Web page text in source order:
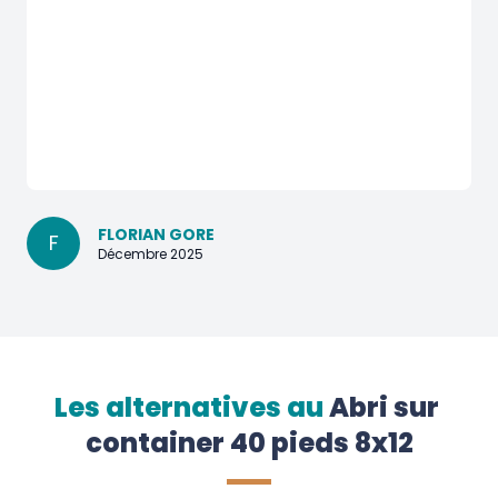
F FLORIAN GORE
Décembre 2025
Les alternatives auAbri sur
container 40 pieds 8x12